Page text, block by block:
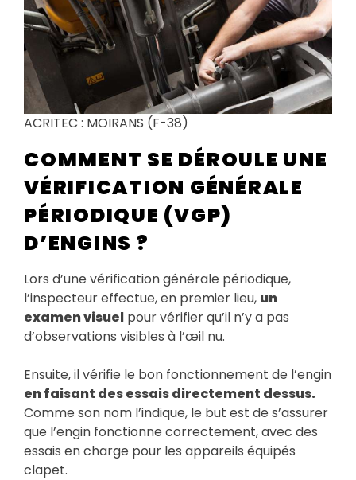
ACRITEC : MOIRANS (F-38)
COMMENT SE DÉROULE UNE
VÉRIFICATION GÉNÉRALE
PÉRIODIQUE (VGP)
D’ENGINS ?
Lors d’une vérification générale périodique,
l’inspecteur effectue, en premier lieu, un
examen visuel pour vérifier qu’il n’y a pas
d’observations visibles à l’œil nu.
Ensuite, il vérifie le bon fonctionnement de l’engin
en faisant des essais directement dessus.
Comme son nom l’indique, le but est de s’assurer
que l’engin fonctionne correctement, avec des
essais en charge pour les appareils équipés
clapet.